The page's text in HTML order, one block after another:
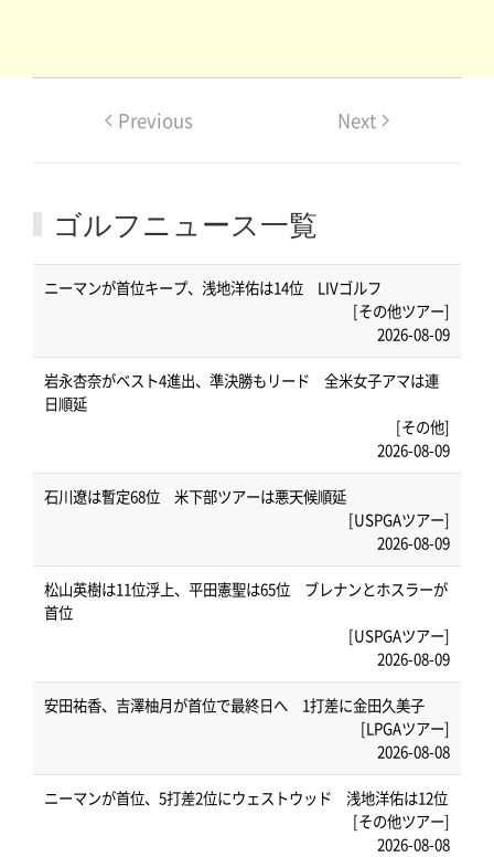
Previous Next
ゴルフニュース一覧
ニーマンが首位キープ、浅地洋佑は14位 LIVゴルフ
[その他ツアー]
2026-08-09
岩永杏奈がベスト4進出、準決勝もリード 全米女子アマは連
日順延
[その他]
2026-08-09
石川遼は暫定68位 米下部ツアーは悪天候順延
[USPGAツアー]
2026-08-09
松山英樹は11位浮上、平田憲聖は65位 ブレナンとホスラーが
首位
[USPGAツアー]
2026-08-09
安田祐香、吉澤柚月が首位で最終日へ 1打差に金田久美子
[LPGAツアー]
2026-08-08
ニーマンが首位、5打差2位にウェストウッド 浅地洋佑は12位
[その他ツアー]
2026-08-08